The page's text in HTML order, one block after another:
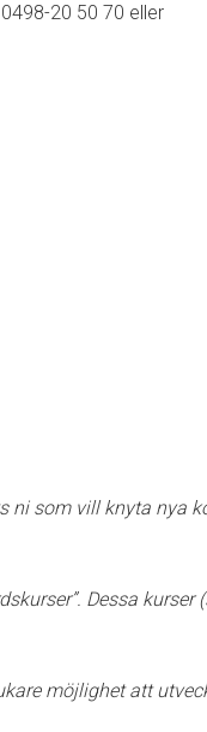
20 50 70 eller
som vill knyta nya
Dessa
möjlighet att